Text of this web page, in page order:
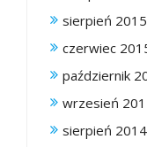
sierpień 2015
czerwiec
październik
wrzesień
sierpień 2014